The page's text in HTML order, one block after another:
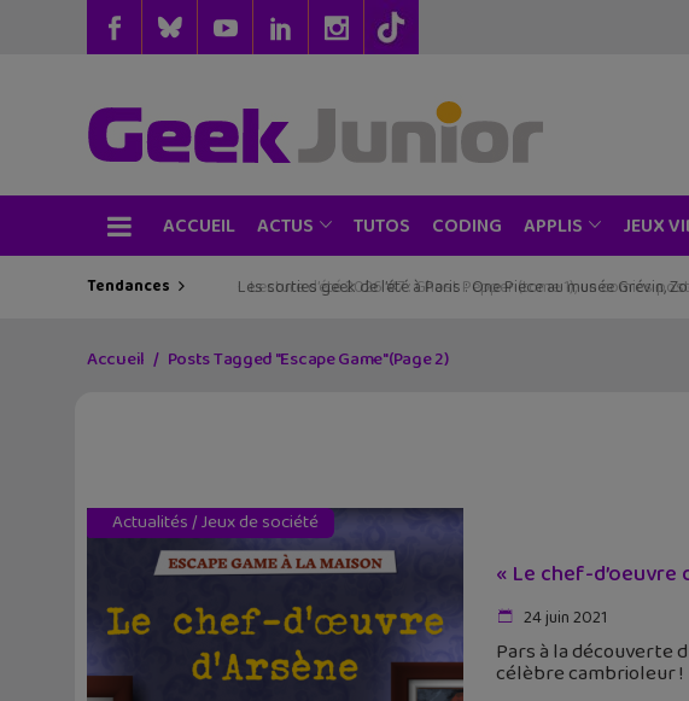
ACCUEIL ACTUS TUTOS CODING APPLIS JEUX
Tendances Les sorties geek de l’été à Paris : One Piece au musée Grévin,
Accueil Posts Tagged "Escape Game"(Page 2)
Actualités/Jeux de société
« Le chef-d’oeuvre
24 juin 2021
Pars à la découverte
célèbre cambrioleur !